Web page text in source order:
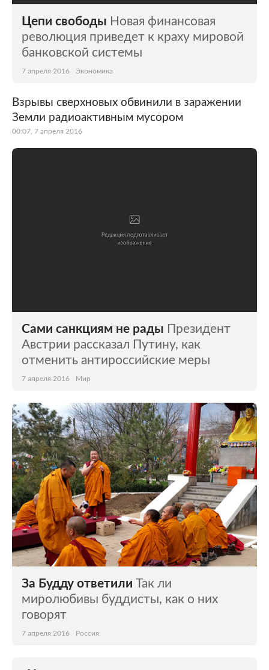
Цепи свободы Новая финансовая
революция приведет к краху мировой
банковской системы
7 апреля 2016 Экономика
Взрывы сверхновых обвинили в заражении
Земли радиоактивным мусором
00:07, 7 апреля 2016
Сами санкциям не рады Президент
Австрии рассказал Путину, как
отменить антироссийские меры
7 апреля 2016 Мир
За Будду ответили Так ли
миролюбивы буддисты, как о них
говорят
7 апреля 2016 Россия